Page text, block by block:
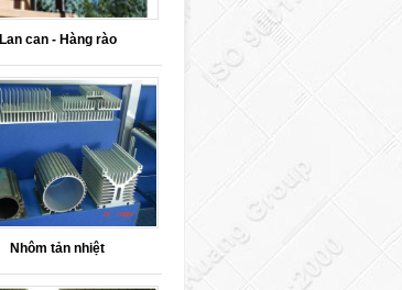
Lan can - Hàng rào
Nhôm tản nhiệt